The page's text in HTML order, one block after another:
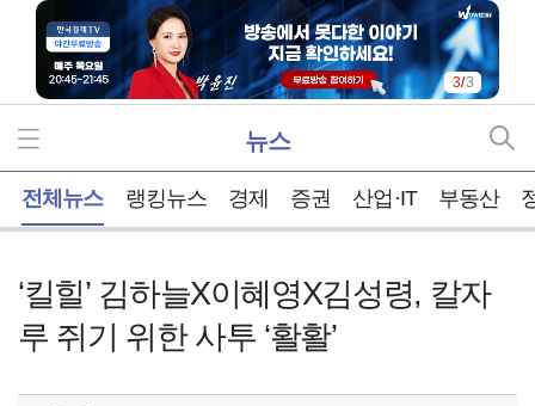
3/3
뉴스
전체뉴스 랭킹뉴스 경제 증권 산업·IT 부동산
‘킬힐’ 김하늘X이혜영X김성령, 칼자
루 쥐기 위한 사투 ‘활활’